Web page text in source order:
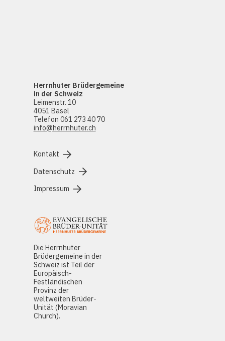
Herrnhuter Brüdergemeine
in der Schweiz
Leimenstr. 10
4051 Basel
Telefon 061 273 40 70
info@herrnhuter.ch
Kontakt
Datenschutz
Impressum
Die Herrnhuter
Brüdergemeine in der
Schweiz ist Teil der
Europäisch-
Festländischen
Provinz der
weltweiten Brüder-
Unität (Moravian
Church).